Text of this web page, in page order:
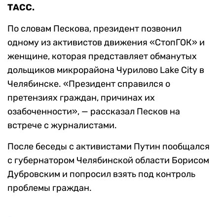
ТАСС.
По словам Пескова, президент позвонил
одному из активистов движения «СтопГОК» и
женщине, которая представляет обманутых
дольщиков микрорайона Чурилово Lake City в
Челябинске. «Президент справился о
претензиях граждан, причинах их
озабоченности», — рассказал Песков на
встрече с журналистами.
После беседы с активистами Путин пообщался
с губернатором Челябинской области Борисом
Дубровским и попросил взять под контроль
проблемы граждан.